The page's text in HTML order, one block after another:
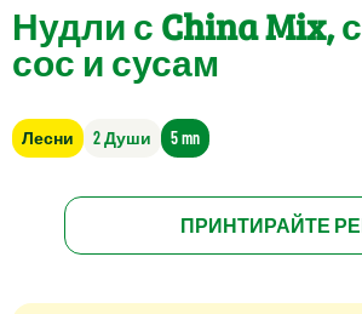
Нудли с China Mix,
сос и сусам
Лесни 2 Души 5 mn
ПРИНТИРАЙТЕ